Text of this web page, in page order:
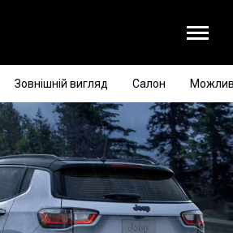
Зовнішній вигляд Салон